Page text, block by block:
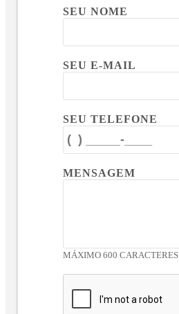
SEU NOME
SEU E-MAIL
SEU TELEFONE
MENSAGEM
MÁXIMO 600 CARACTERES.